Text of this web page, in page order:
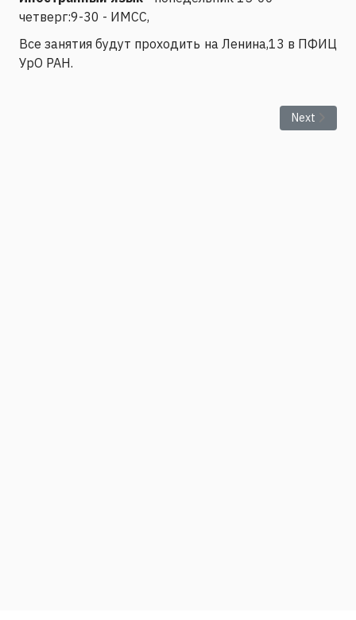
четверг:9-30 - ИМСС,
Все занятия будут проходить на Ленина,13 в ПФИЦ
УрО РАН.
Next article:
Next